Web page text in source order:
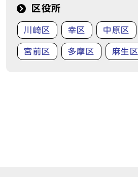
区役所
川崎区 幸区 中原区
宮前区 多摩区 麻生区